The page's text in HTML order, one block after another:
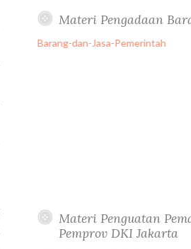
Materi Pengadaan
Materi Penguatan
Pemprov DKI Jakarta